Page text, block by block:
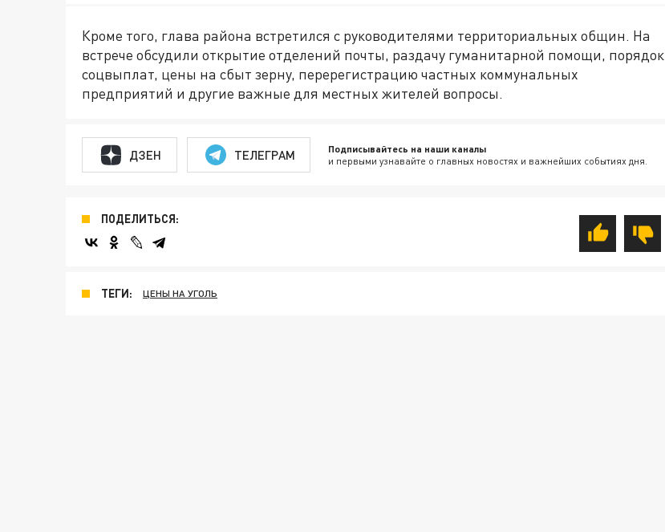
Кроме того, глава района встретился с руководителями территориальных общин. На
встрече обсудили открытие отделений почты, раздачу гуманитарной помощи, порядок
соцвыплат, цены на сбыт зерну, перерегистрацию частных коммунальных
предприятий и другие важные для местных жителей вопросы.
ДЗЕН ТЕЛЕГРАМ Подписывайтесь на наши каналы
и первыми узнавайте о главных новостях и важнейших событиях дня.
ПОДЕЛИТЬСЯ:
ТЕГИ: ЦЕНЫ НА УГОЛЬ